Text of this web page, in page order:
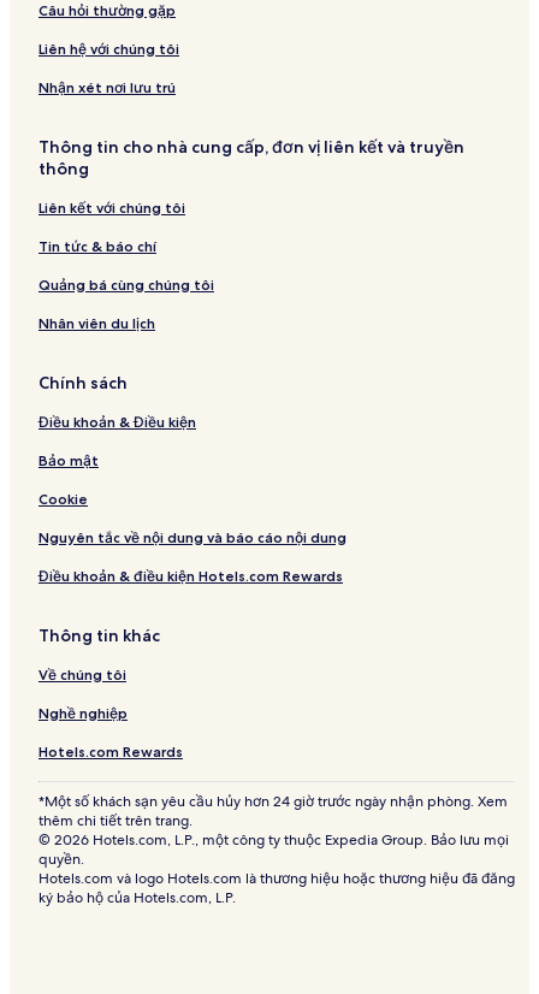
Câu hỏi thường gặp
Liên hệ với chúng tôi
Nhận xét nơi lưu trú
Thông tin cho nhà cung cấp, đơn vị liên kết và truyền
thông
Liên kết với chúng tôi
Tin tức & báo chí
Quảng bá cùng chúng tôi
Nhân viên du lịch
Chính sách
Điều khoản & Điều kiện
Bảo mật
Cookie
Nguyên tắc về nội dung và báo cáo nội dung
Điều khoản & điều kiện Hotels.com Rewards
Thông tin khác
Về chúng tôi
Nghề nghiệp
Hotels.com Rewards
*Một số khách sạn yêu cầu hủy hơn 24 giờ trước ngày nhận phòng. Xem
thêm chi tiết trên trang.
© 2026 Hotels.com, L.P., một công ty thuộc Expedia Group. Bảo lưu mọi
quyền.
Hotels.com và logo Hotels.com là thương hiệu hoặc thương hiệu đã đăng
ký bảo hộ của Hotels.com, L.P.